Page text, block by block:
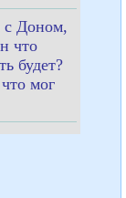
с Доном,
что
будет?
мог